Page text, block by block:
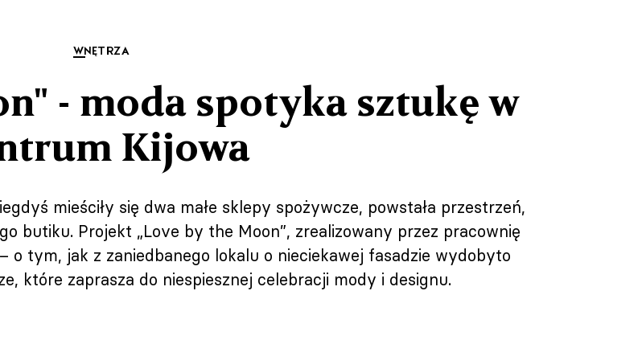
WNĘTRZA
- moda spotyka sztukę w
Kijowa
mieściły się dwa małe sklepy spożywcze, powstała przestrzeń,
butiku. Projekt „Love by the Moon”, zrealizowany przez pracownię
o tym, jak z zaniedbanego lokalu o nieciekawej fasadzie wydobyto
które zaprasza do niespiesznej celebracji mody i designu.